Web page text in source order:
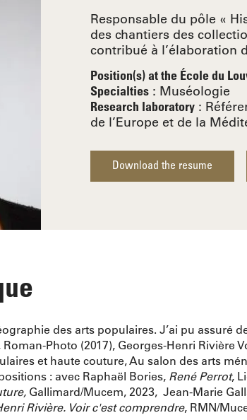
Responsable du pôle «
des chantiers des
contribué à l’élaboration
Position(s) at the École du
Specialties : Muséologie
Research laboratory :
de l’Europe et de la
Download the resume
des arts populaires. J’ai pu assuré
Photo (2017), Georges-Henri Rivière
et haute couture, Au salon des arts
: avec Raphaël Bories, René Perrot,
Gallimard/Mucem, 2023, Jean-Marie
Rivière. Voir c'est comprendre, RMN/